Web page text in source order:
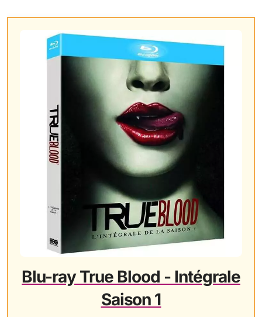
Blu-ray True Blood - Intégrale
Saison 1